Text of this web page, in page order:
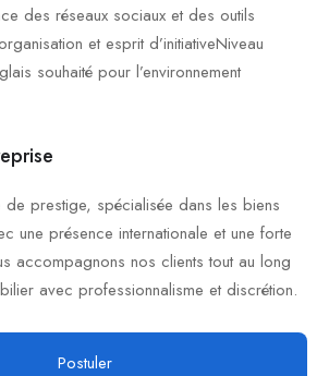
des réseaux sociaux et des outils
et esprit d’initiativeNiveau
souhaité pour l’environnement
prestige, spécialisée dans les biens
une présence internationale et une forte
accompagnons nos clients tout au long
avec professionnalisme et discrétion.
Postuler